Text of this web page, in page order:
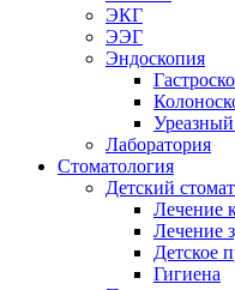
ЭКГ
ЭЭГ
Эндоскопия
Лаборатория
Стоматология
Детский
Лечение
Лечение
Детское
Гигиена